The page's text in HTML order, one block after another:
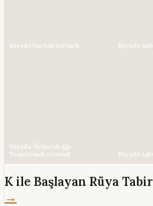
Rüyada Kurban Görmek Rüyada
Rüyada Örümcek Ağı
Temizlemek Görmek
Rüyada
K ile Başlayan Rüya
→